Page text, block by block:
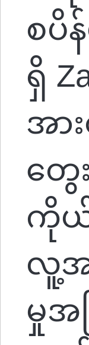
စပိ
ရှိ
အာ
တွေ
ကိုယ်
လူ့အ
မှုအ